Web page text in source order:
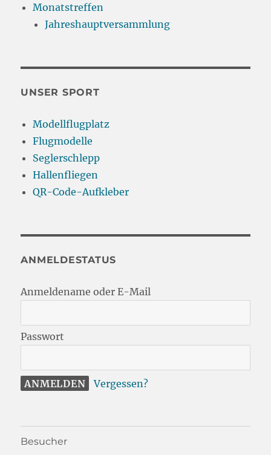
Monatstreffen
Jahreshauptversammlung
UNSER SPORT
Modellflugplatz
Flugmodelle
Seglerschlepp
Hallenfliegen
QR-Code-Aufkleber
ANMELDESTATUS
Anmeldename oder E-Mail
Passwort
Vergessen?
Besucher